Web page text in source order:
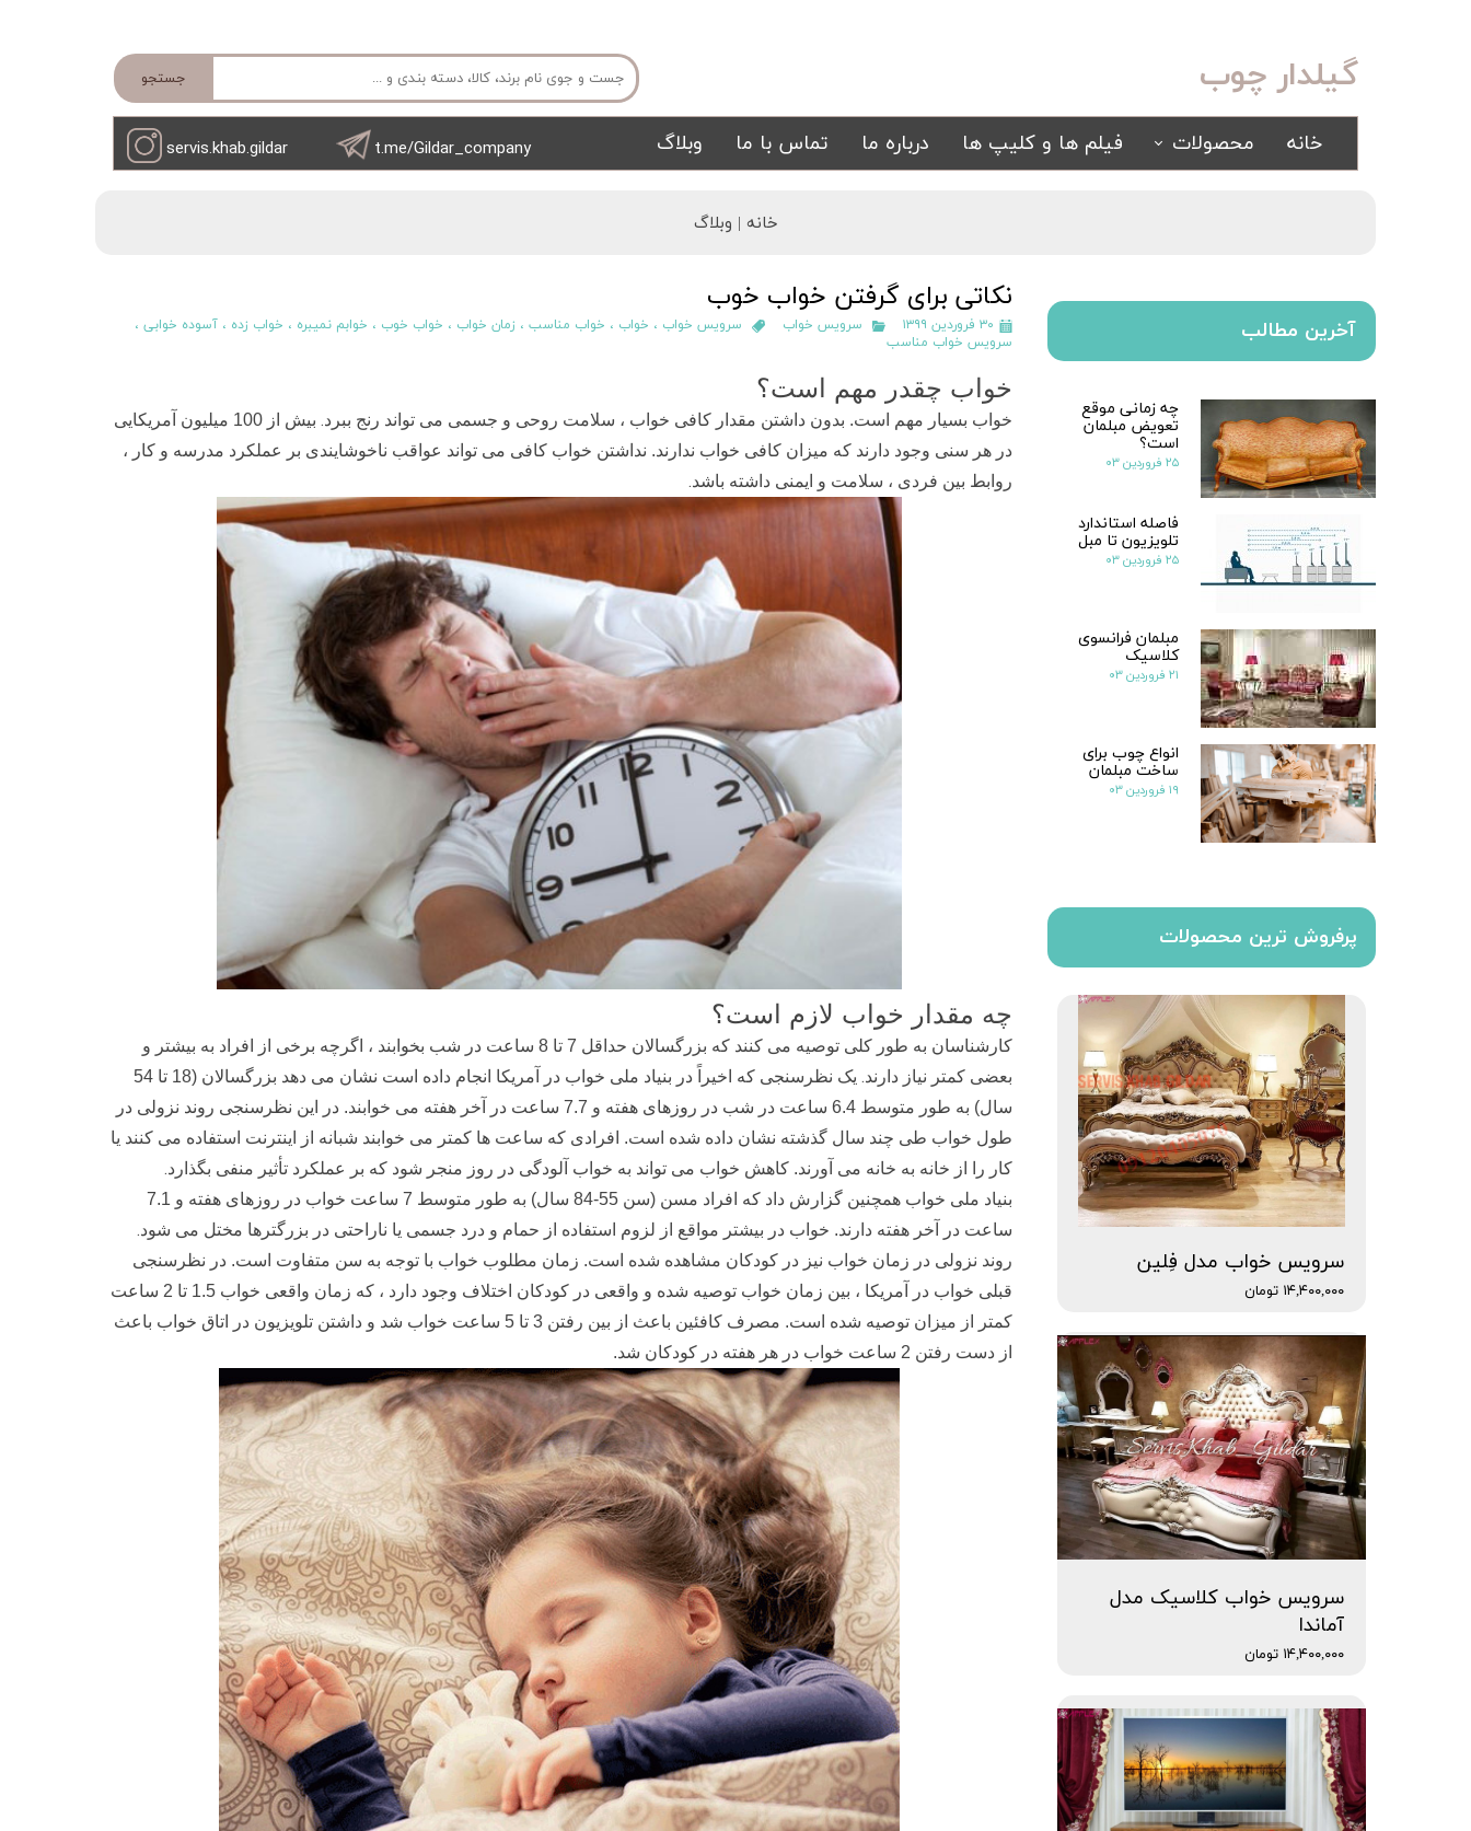
جستجو گیلدار چوب
خانه
محصولات
سرویس خواب آینه ای
سرویس خواب سفید
سیسمونی کمد و بوفه تشک تابلو
فیلم ها و کلیپ ها درباره ما تماس با ما وبلاگ t.me/Gildar_company
servis.khab.gildar
خانه | وبلاگ
نکاتی برای گرفتن خواب خوب
۳۰ فروردین ۱۳۹۹ سرویس خواب سرویس خواب ، خواب ، خواب مناسب ، زمان خواب ، خواب خوب ، خوابم نمیبره ، خواب زده ،آسوده خوابی ،
سرویس خواب مناسب
خواب چقدر مهم است؟
خواب بسیار مهم است. بدون داشتن مقدار کافی خواب ، سلامت روحی و جسمی می تواند رنج ببرد.
بیش از 100 میلیون آمریکایی
در هر سنی وجود دارند که میزان کافی خواب ندارند. نداشتن خواب کافی می تواند عواقب ناخوشایندی بر عملکرد مدرسه و کار ،
روابط بین فردی ، سلامت و ایمنی داشته باشد.
چه مقدار خواب لازم است؟
کارشناسان به طور کلی توصیه می کنند که بزرگسالان حداقل 7 تا 8 ساعت در شب بخوابند ، اگرچه برخی از افراد به بیشتر و
بعضی کمتر نیاز دارند.
یک نظرسنجی که اخیراً در بنیاد ملی خواب در آمریکا انجام داده است نشان می دهد بزرگسالان (18 تا 54
سال) به طور متوسط 6.4 ساعت در شب در روزهای هفته و 7.7 ساعت در آخر هفته می خوابند. در این نظرسنجی روند نزولی در
طول خواب طی چند سال گذشته نشان داده شده است. افرادی که ساعت ها کمتر می خوابند شبانه از اینترنت استفاده می کنند یا
کار را از خانه به خانه می آورند. کاهش خواب می تواند به خواب آلودگی در روز منجر شود که بر عملکرد تأثیر منفی بگذارد.
بنیاد ملی خواب همچنین گزارش داد که افراد مسن (سن 55-84 سال) به طور متوسط 7 ساعت خواب در روزهای هفته و 7.1
ساعت در آخر هفته دارند. خواب در بیشتر مواقع از لزوم استفاده از حمام و درد جسمی یا ناراحتی در بزرگترها مختل می شود.
روند نزولی در زمان خواب نیز در کودکان مشاهده شده است. زمان مطلوب خواب با توجه به سن متفاوت است. در نظرسنجی
قبلی خواب در آمریکا ، بین زمان خواب توصیه شده و واقعی در کودکان اختلاف وجود دارد ، که زمان واقعی خواب 1.5 تا 2 ساعت
کمتر از میزان توصیه شده است. مصرف کافئین باعث از بین رفتن 3 تا 5 ساعت خواب شد و داشتن تلویزیون در اتاق خواب باعث
از دست رفتن 2 ساعت خواب در هر هفته در کودکان شد.
سرویس خواب مدل فِلین
۱۴,۴۰۰,۰۰۰ تومان
سرویس خواب کلاسیک مدل
آماندا
۱۴,۴۰۰,۰۰۰ تومان
پرفروش ترین محصولات
آخرین مطالب
چه زمانی موقع
تعویض مبلمان
است؟
۲۵ فروردین ۰۳
فاصله استاندارد
تلویزیون تا مبل
۲۵ فروردین ۰۳
مبلمان فرانسوی
کلاسیک
۲۱ فروردین ۰۳
انواع چوب برای
ساخت مبلمان
۱۹ فروردین ۰۳